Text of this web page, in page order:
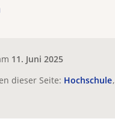
11. Juni 2025
dieser Seite: Hochschule